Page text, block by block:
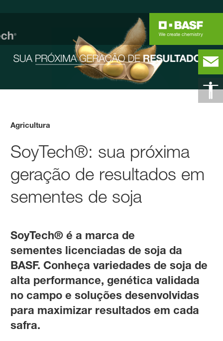
Agricultura
SoyTech®: sua próxima
geração de resultados em
sementes de soja
SoyTech® é a marca de
sementes licenciadas de soja da
BASF. Conheça variedades de soja de
alta performance, genética validada
no campo e soluções desenvolvidas
para maximizar resultados em cada
safra.